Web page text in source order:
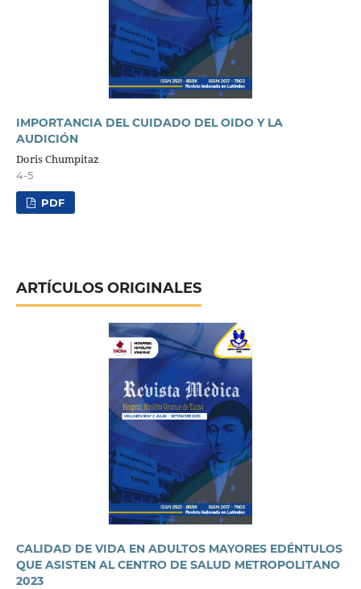
IMPORTANCIA DEL CUIDADO DEL OIDO Y LA
AUDICIÓN
Doris Chumpitaz
4-5
PDF
ARTÍCULOS ORIGINALES
CALIDAD DE VIDA EN ADULTOS MAYORES EDÉNTULOS
QUE ASISTEN AL CENTRO DE SALUD METROPOLITANO
2023